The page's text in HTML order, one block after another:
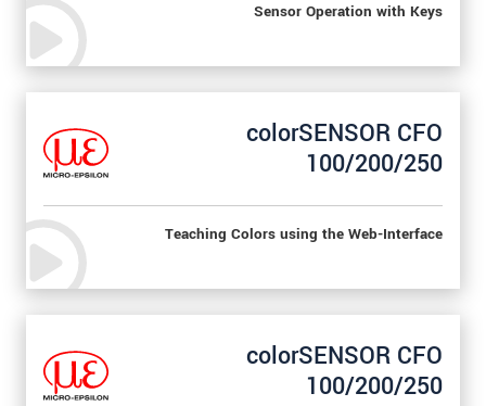
Sensor Operation with Keys
colorSENSOR CFO
100/200/250
Teaching Colors using the Web-Interface
colorSENSOR CFO
100/200/250